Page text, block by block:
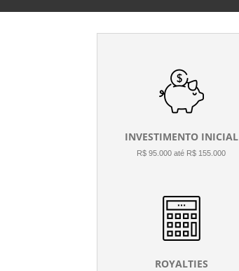
INVESTIMENTO INICIAL
R$ 95.000 até R$ 155.000
ROYALTIES